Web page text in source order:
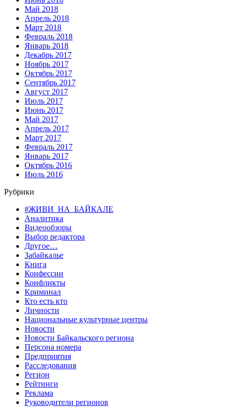
Май 2018
Апрель 2018
Март 2018
Февраль 2018
Январь 2018
Декабрь 2017
Ноябрь 2017
Октябрь 2017
Сентябрь 2017
Август 2017
Июль 2017
Июнь 2017
Май 2017
Апрель 2017
Март 2017
Февраль 2017
Январь 2017
Октябрь 2016
Июль 2016
Рубрики
#ЖИВИ_НА_БАЙКАЛЕ
Аналитика
Видеообзоры
Выбор редактора
Другое…
Забайкалье
Книга
Конфессии
Конфликты
Криминал
Кто есть кто
Личности
Национальные культурные центры
Новости
Новости Байкальского региона
Персона номера
Предприятия
Расследования
Регион
Рейтинги
Реклама
Руководители регионов